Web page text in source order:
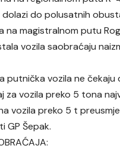
do polusatnih
na magistralnom putu
vozila saobraćaju
putnička vozila ne čekaju
za vozila preko 5 tona
vozila preko 5 t
GP Šepak.